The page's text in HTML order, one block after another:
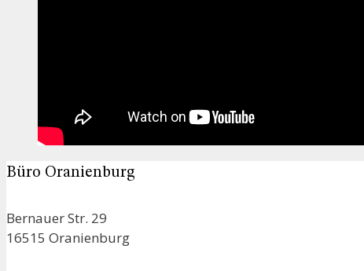
Büro Oranienburg
Bernauer Str. 29
16515 Oranienburg